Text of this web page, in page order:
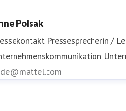
Polsak
Pressesprecherin /